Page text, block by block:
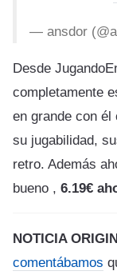
— ansdor
Desde
completamente
en grande con
su jugabilidad,
retro. Además
bueno , 6.19€
NOTICIA
comentábamos